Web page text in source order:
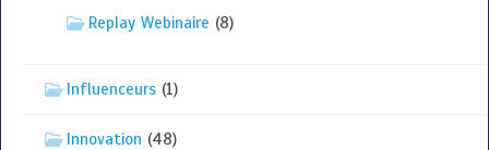
Replay Webinaire (8)
Influenceurs (1)
Innovation (48)